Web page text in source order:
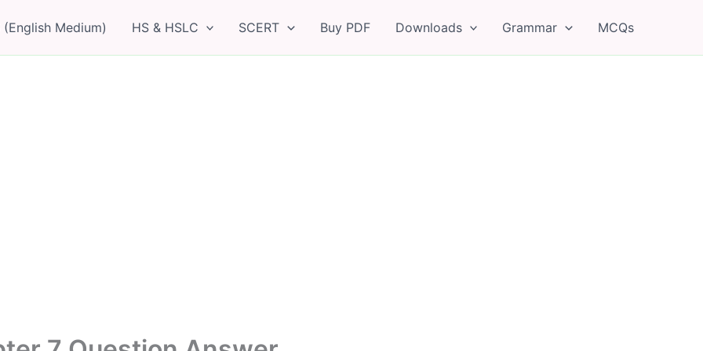
(English Medium) HS & HSLC SCERT Buy PDF Downloads Grammar MCQs